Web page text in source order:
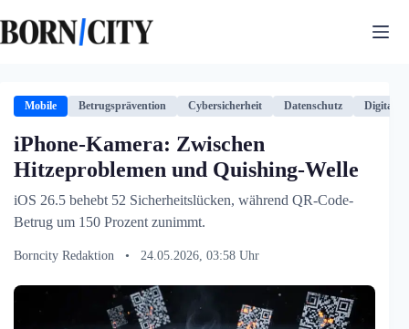
Inhalt
springen
Mobile Betrugsprävention Cybersicherheit Datenschutz
iPhone-Kamera: Zwischen
Hitzeproblemen und Quishing-Welle
iOS 26.5 behebt 52 Sicherheitslücken, während QR-Code-
Betrug um 150 Prozent zunimmt.
Borncity Redaktion • 24.05.2026, 03:58 Uhr